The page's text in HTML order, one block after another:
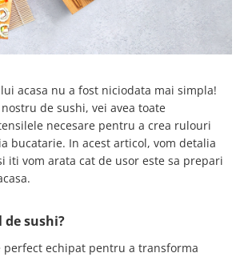
acasa nu a fost niciodata mai simpla!
de sushi, vei avea toate
necesare pentru a crea rulouri
bucatarie. In acest articol, vom detalia
iti vom arata cat de usor este sa prepari
sushi?
perfect echipat pentru a transforma